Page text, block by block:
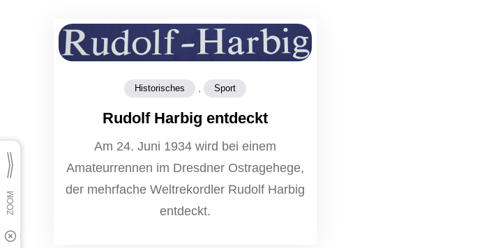
Historisches , Sport
Rudolf Harbig entdeckt
Am 24. Juni 1934 wird bei einem
Amateurrennen im Dresdner Ostragehege,
der mehrfache Weltrekordler Rudolf Harbig
entdeckt.